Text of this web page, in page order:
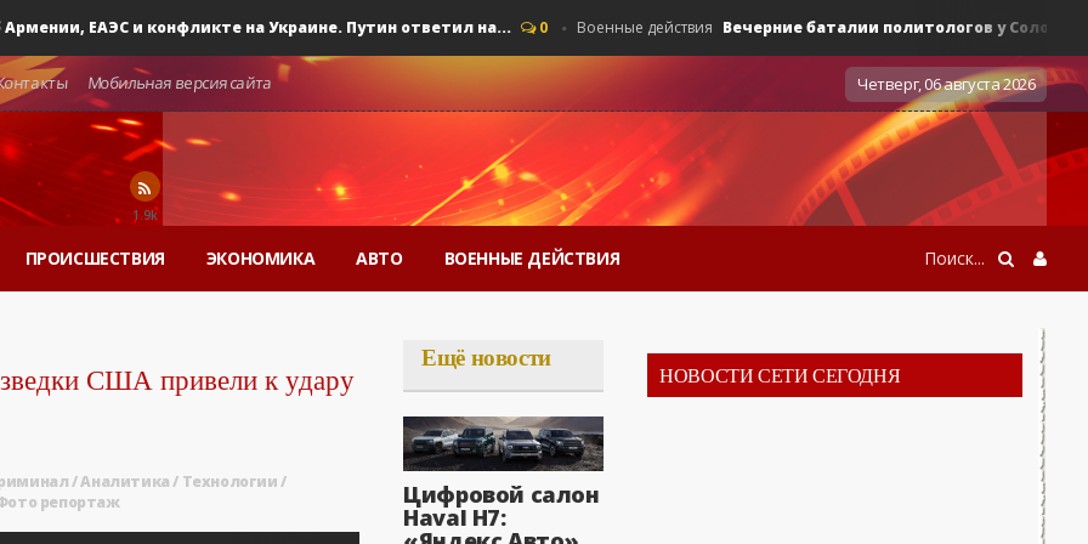
ЕАЭС и конфликте на Украине. Путин ответил на... 0 Военные действия Вечерние баталии политологов у Соловьёва
Четверг, 06 августа 2026
Мобильная версия сайта
1.9k
ПРОИСШЕСТВИЯ ЭКОНОМИКА АВТО ВОЕННЫЕ ДЕЙСТВИЯ
США привели к удару
/Аналитика/ Технологии/
репортаж
Ещё новости
Цифровой салон
Haval H7:
НОВОСТИ СЕТИ СЕГОДНЯ